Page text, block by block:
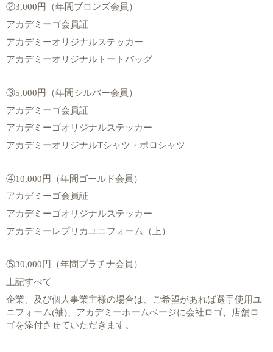
②3,000円（年間ブロンズ会員）
アカデミーゴ会員証
アカデミーオリジナルステッカー
アカデミーオリジナルトートバッグ
③5,000円（年間シルバー会員）
アカデミーゴ会員証
アカデミーゴオリジナルステッカー
アカデミーオリジナルTシャツ・ポロシャツ
④10,000円（年間ゴールド会員）
アカデミーゴ会員証
アカデミーゴオリジナルステッカー
アカデミーレプリカユニフォーム（上）
⑤30,000円（年間プラチナ会員）
上記すべて
企業、及び個人事業主様の場合は、ご希望があれば選手使用ユ
ニフォーム(袖) 、アカデミーホームページに会社ロゴ、店舗ロ
ゴを添付させていただきます。